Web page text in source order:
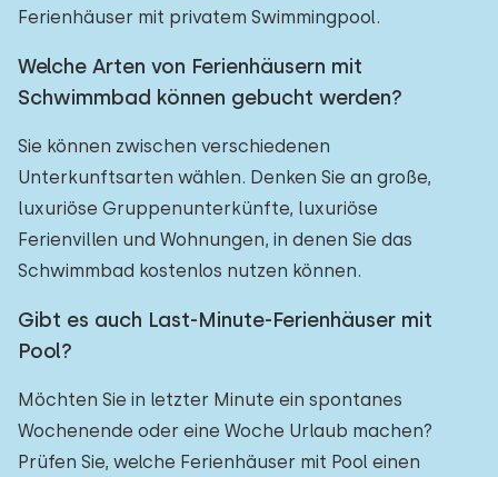
Ferienhäuser mit privatem Swimmingpool.
Welche Arten von Ferienhäusern mit
Schwimmbad können gebucht werden?
Sie können zwischen verschiedenen
Unterkunftsarten wählen. Denken Sie an große,
luxuriöse Gruppenunterkünfte, luxuriöse
Ferienvillen und Wohnungen, in denen Sie das
Schwimmbad kostenlos nutzen können.
Gibt es auch Last-Minute-Ferienhäuser mit
Pool?
Möchten Sie in letzter Minute ein spontanes
Wochenende oder eine Woche Urlaub machen?
Prüfen Sie, welche Ferienhäuser mit Pool einen